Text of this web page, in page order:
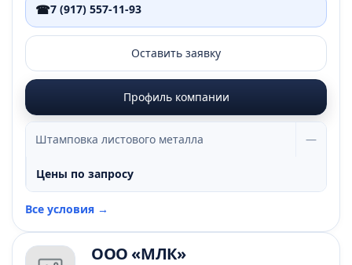
☎7 (917) 557-11-93
Оставить заявку
Профиль компании
Штамповка листового металла —
Цены по запросу
Все условия →
ООО «МЛК»